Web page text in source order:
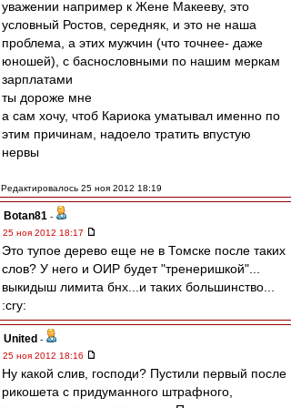
уважении например к Жене Макееву, это
условный Ростов, середняк, и это не наша
проблема, а этих мужчин (что точнее- даже
юношей), с баснословными по нашим меркам
зарплатами
ты дороже мне
а сам хочу, чтоб Кариока уматывал именно по
этим причинам, надоело тратить впустую
нервы
Редактировалось 25 ноя 2012 18:19
Botan81 -
25 ноя 2012 18:17
Это тупое дерево еще не в Томске после таких
слов? У него и ОИР будет "тренеришкой"...
выкидыш лимита бнх...и таких большинство...
:cry:
United -
25 ноя 2012 18:16
Ну какой слив, господи? Пустили первый после
рикошета с придуманного штрафного,